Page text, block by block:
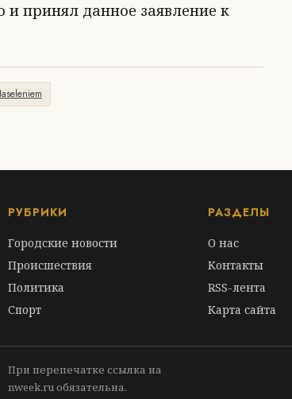
принял данное заявление к
РУБРИКИ
Городские новости
Происшествия
Политика
Спорт
РАЗДЕЛЫ
О нас
Контакты
RSS-лента
Карта сайта
При перепечатке ссылка на
nweek.ru обязательна.